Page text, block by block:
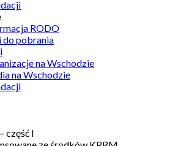
RODO
do pobrania
na Wschodzie
na Wschodzie
część I